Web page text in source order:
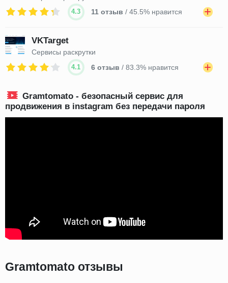
4.3 11 отзыв / 45.5% нравится
VKTarget
Сервисы раскрутки
4.1 6 отзыв / 83.3% нравится
Gramtomato - безопасный сервис для
продвижения в instagram без передачи пароля
Gramtomato отзывы